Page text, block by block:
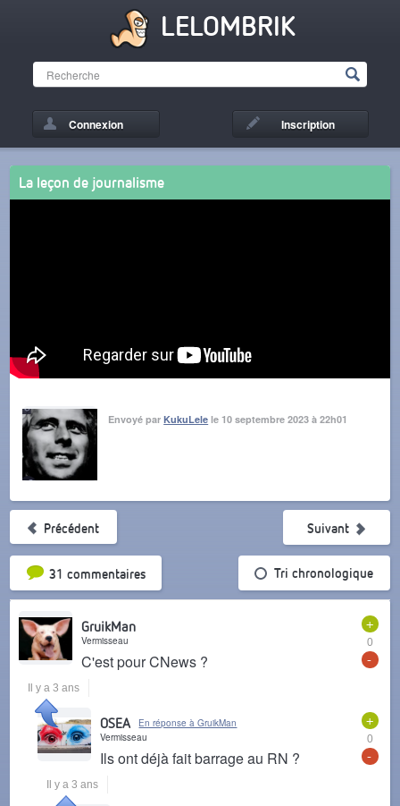
LELOMBRIK
Connexion Inscription
La leçon de journalisme
Envoyé parKukuLele le 10 septembre 2023 à 22h01
Précédent
31 commentairesTri par popularité Tri chronologique
Suivant
+
0
-
GruikMan
Vermisseau
C'est pour CNews ?
Il y a 3 ans
+
0
-
OSEA
En réponse à GruikMan
Vermisseau
Ils ont déjà fait barrage au RN ?
Il y a 3 ans